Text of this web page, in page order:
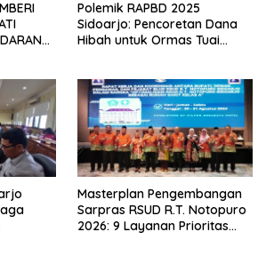
Polemik RAPBD 2025
Sidoarjo: Pencoretan Dana
Hibah untuk Ormas Tuai
Masterplan Pengembangan
Sarpras RSUD R.T. Notopuro
2026: 9 Layanan Prioritas